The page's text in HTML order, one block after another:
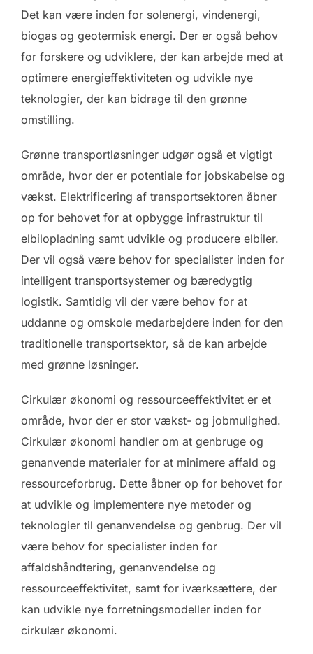
Det kan være inden for solenergi, vindenergi,
biogas og geotermisk energi. Der er også behov
for forskere og udviklere, der kan arbejde med at
optimere energieffektiviteten og udvikle nye
teknologier, der kan bidrage til den grønne
omstilling.
Grønne transportløsninger udgør også et vigtigt
område, hvor der er potentiale for jobskabelse og
vækst. Elektrificering af transportsektoren åbner
op for behovet for at opbygge infrastruktur til
elbilopladning samt udvikle og producere elbiler.
Der vil også være behov for specialister inden for
intelligent transportsystemer og bæredygtig
logistik. Samtidig vil der være behov for at
uddanne og omskole medarbejdere inden for den
traditionelle transportsektor, så de kan arbejde
med grønne løsninger.
Cirkulær økonomi og ressourceeffektivitet er et
område, hvor der er stor vækst- og jobmulighed.
Cirkulær økonomi handler om at genbruge og
genanvende materialer for at minimere affald og
ressourceforbrug. Dette åbner op for behovet for
at udvikle og implementere nye metoder og
teknologier til genanvendelse og genbrug. Der vil
være behov for specialister inden for
affaldshåndtering, genanvendelse og
ressourceeffektivitet, samt for iværksættere, der
kan udvikle nye forretningsmodeller inden for
cirkulær økonomi.